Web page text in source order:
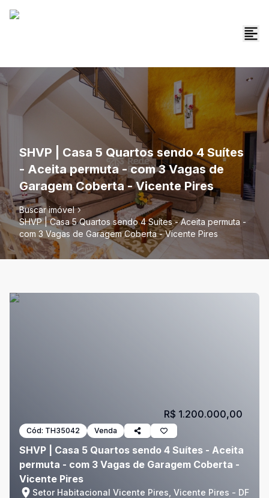
SHVP | Casa 5 Quartos sendo 4 Suítes
- Aceita permuta - com 3 Vagas de
Garagem Coberta - Vicente Pires
Buscar imóvel
SHVP | Casa 5 Quartos sendo 4 Suítes - Aceita permuta -
com 3 Vagas de Garagem Coberta - Vicente Pires
Cód: TH35042 Venda
SHVP | Casa 5 Quartos sendo 4 Suítes - Aceita
permuta - com 3 Vagas de Garagem Coberta -
Vicente Pires
Setor Habitacional Vicente Pires, Vicente Pires - DF
R$ 1.200.000,00